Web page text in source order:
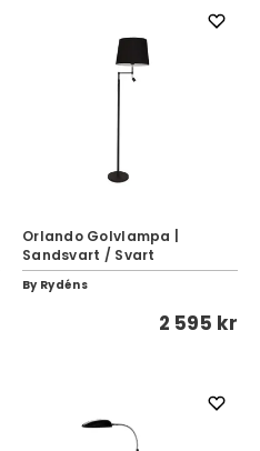
Orlando Golvlampa |
Sandsvart / Svart
By Rydéns
2 595 kr